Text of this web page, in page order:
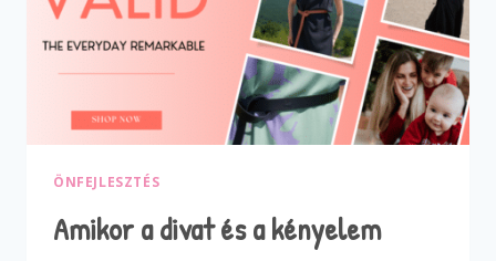
ÖNFEJLESZTÉS
Amikor a divat és a kényelem